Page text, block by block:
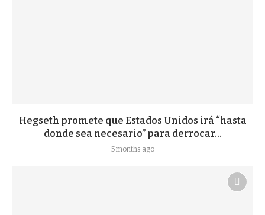
Hegseth promete que Estados Unidos irá “hasta
donde sea necesario” para derrocar...
5 months ago